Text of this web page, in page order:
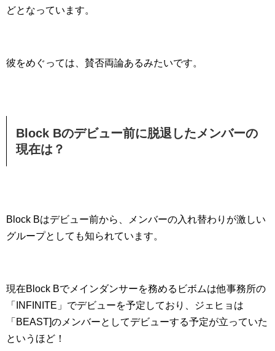
どとなっています。
彼をめぐっては、賛否両論あるみたいです。
Block Bのデビュー前に脱退したメンバーの
現在は？
Block Bはデビュー前から、メンバーの入れ替わりが激しい
グループとしても知られています。
現在Block Bでメインダンサーを務めるビボムは他事務所の
「INFINITE」でデビューを予定しており、ジェヒョは
「BEAST]のメンバーとしてデビューする予定が立っていた
というほど！